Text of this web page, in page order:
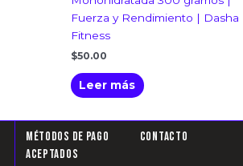
Fuerza y Rendimiento | Dasha
Fitness
$50.00
Leer más
Métodos de pago
aceptados
Contacto